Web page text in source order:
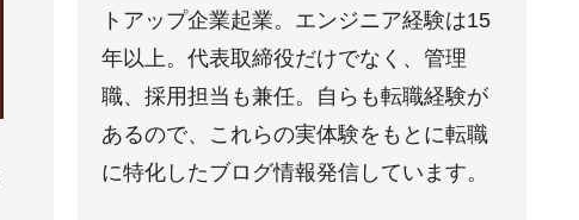
トアップ企業起業。エンジニア経験は15
年以上。代表取締役だけでなく、管理
職、採用担当も兼任。自らも転職経験が
あるので、これらの実体験をもとに転職
に特化したブログ情報発信しています。